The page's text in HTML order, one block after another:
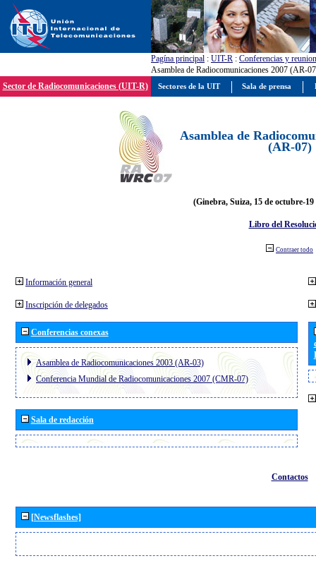
Pagína principal : UIT-R : Conferencias y
Asamblea de Radiocomunicaciones 2007 (AR-
Sector de Radiocomunicaciones (UIT-R)
Asamblea de
(AR-07)
(Ginebra, Suiza, 15 de octubre-19
Libro del
Contraer todo
Información general
Inscripción de delegados
Conferencias conexas
Asamblea de Radiocomunicaciones 2003 (AR-03)
Conferencia Mundial de Radiocomunicaciones 2007 (CMR-07)
Sala de redacción
Contactos
[Newsflashes]
Sectores de la UIT Sala de prensa